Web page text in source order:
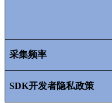
采集频率
SDK开发者隐私政策